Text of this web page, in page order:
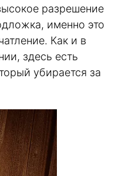
разрешение
именно это
Как и в
здесь есть
убирается за